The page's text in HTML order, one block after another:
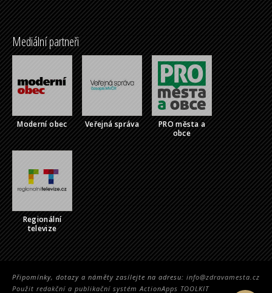
Mediální partneři
Moderní obec Veřejná správa
PRO města a
obce
Regionální
televize
Připomínky, dotazy a náměty zasílejte na adresu: info@zdravamesta.cz
Použit redakční a publikační systém ActionApps TOOLKIT